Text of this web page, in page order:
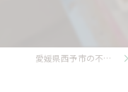
愛媛県西予市の不用品回収ならポンコツ屋